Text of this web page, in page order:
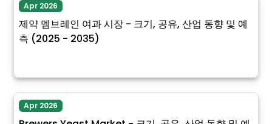
Apr 2026
제약 멤브레인 여과 시장 - 크기, 공유, 산업 동향 및 예
측 (2025 - 2035)
Apr 2026